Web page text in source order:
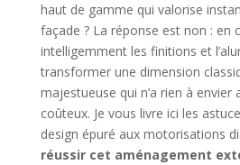
haut de gamme qui valorise
façade ? La réponse est non : en
intelligemment les finitions et
transformer une dimension
majestueuse qui n’a rien à envier
coûteux. Je vous livre ici les
design épuré aux motorisations
réussir cet aménagement